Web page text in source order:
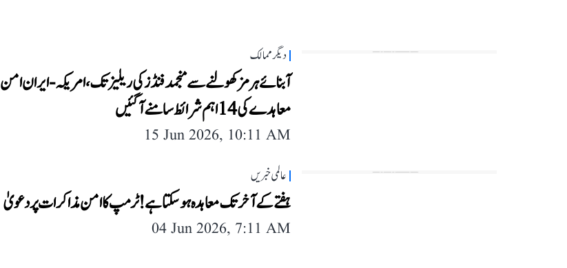
دیگر ممالک
آبنائے ہرمز کھولنے سے منجمد فنڈز کی ریلیز تک، امریکہ-ایران امن
معاہدے کی 14 اہم شرائط سامنے آ گئیں
15 Jun 2026, 10:11 AM
عالمی خبریں
ہفتے کے آخر تک معاہدہ ہوسکتا ہے! ٹرمپ کا امن مذاکرات پر دعویٰ
04 Jun 2026, 7:11 AM